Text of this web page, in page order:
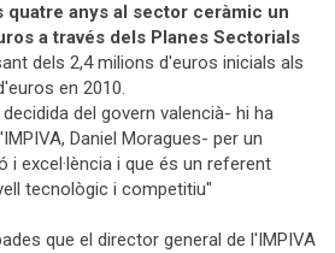
anys al sector ceràmic un
a través dels Planes Sectorials
dels 2,4 milions d'euros inicials als
en 2010.
del govern valencià- hi ha
Daniel Moragues- per un
i excel·lència i que és un referent
tecnològic i competitiu"
que el director general de l'IMPIVA